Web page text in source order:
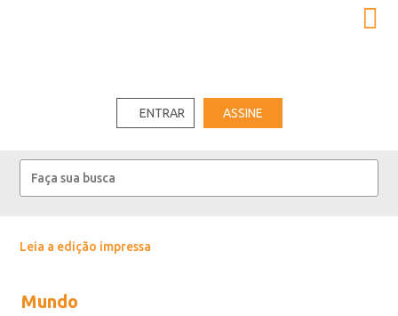
ENTRAR ASSINE
Leia a edição impressa
Mundo